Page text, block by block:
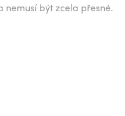
nemusí být zcela přesné.